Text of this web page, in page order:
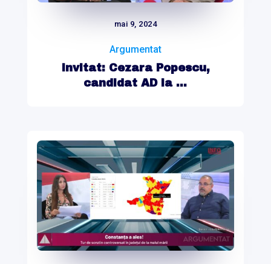
mai 9, 2024
Argumentat
Invitat: Cezara Popescu,
candidat AD la ...